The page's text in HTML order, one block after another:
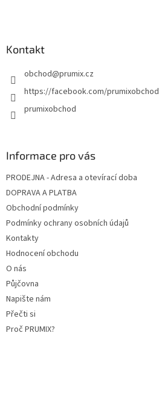
Kontakt
obchod@prumix.cz
https://facebook.com/prumixobchod
prumixobchod
Informace pro vás
PRODEJNA - Adresa a otevírací doba
DOPRAVA A PLATBA
Obchodní podmínky
Podmínky ochrany osobních údajů
Kontakty
Hodnocení obchodu
O nás
Půjčovna
Napište nám
Přečti si
Proč PRUMIX?